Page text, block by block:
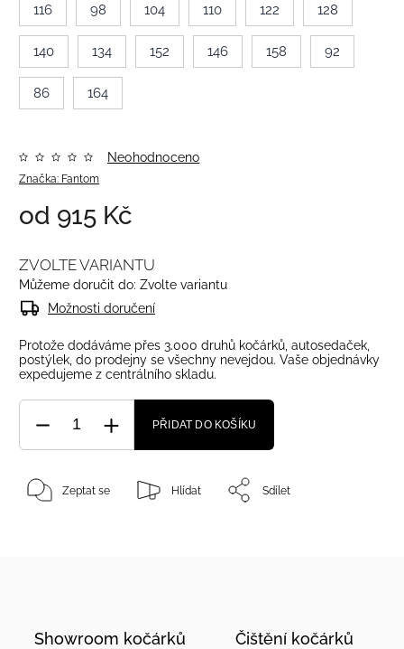
116
98 104 110 122 128
140 134 152 146 158 92
86 164
Značka: Fantom
Neohodnoceno
od 915 Kč
ZVOLTE VARIANTU
Můžeme doručit do: Zvolte variantu
Možnosti doručení
Protože dodáváme přes 3.000 druhů kočárků, autosedaček,
postýlek, do prodejny se všechny nevejdou. Vaše objednávky
expedujeme z centrálního skladu.
PŘIDAT DO KOŠÍKU
Zeptat se Hlídat Sdílet
Showroom kočárků Čištění kočárků